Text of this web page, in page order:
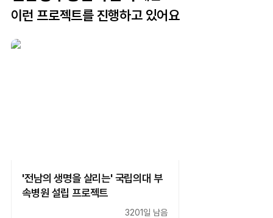
이런 프로젝트를 진행하고 있어요
'전남의 생명을 살리는' 국립의대 부
속병원 설립 프로젝트
3201일 남음